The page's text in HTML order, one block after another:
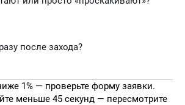
после захода?
1% — проверьте форму заявки.
меньше 45 секунд — пересмотрите